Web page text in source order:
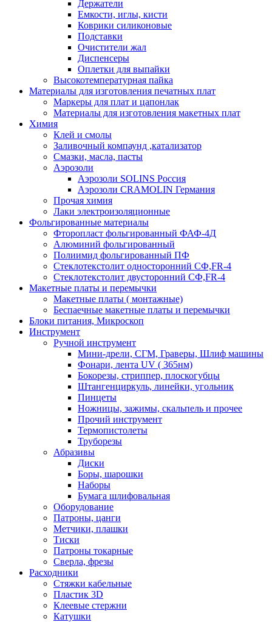
Держатели
Емкости, иглы, кисти
Коврики силиконовые
Подставки
Очистители жал
Диспенсеры
Оплетки для выпайки
Высокотемпературная пайка
Материалы для изготовления печатных плат
Маркеры для плат и цапонлак
Материалы для изготовления макетных плат
Химия
Клей и смолы
Заливочный компаунд ,катализатор
Смазки, масла, пасты
Аэрозоли
Аэрозоли SOLINS Россия
Аэрозоли CRAMOLIN Германия
Прочая химия
Лаки электроизоляционные
Фольгированные материалы
Фторопласт фольгированный ФАФ-4Д
Алюминий фольгированный
Полиимид фольгированный ПФ
Стеклотекстолит односторонний CФ,FR-4
Стеклотекстолит двусторонний СФ,FR-4
Макетные платы и перемычки
Макетные платы ( монтажные)
Беспаечные макетные платы и перемычки
Блоки питания, Микроскоп
Инструмент
Ручной инструмент
Мини-дрели, СГМ, Граверы, Шлиф машины
Фонари, лента UV ( 365нм)
Бокорезы, cтриппер, плоскогубцы
Штангенциркуль, линейки, угольник
Пинцеты
Ножницы, зажимы, скальпель и прочее
Прочий инструмент
Термопистолеты
Труборезы
Абразивы
Диски
Боры, шарошки
Наборы
Бумага шлифовальная
Оборудование
Патроны, цанги
Метчики, плашки
Тиски
Патроны токарные
Сверла, фрезы
Расходники
Стяжки кабельные
Пластик 3D
Клеевые стержни
Катушки